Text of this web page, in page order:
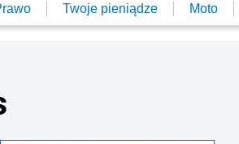
Twoje pieniądze Moto